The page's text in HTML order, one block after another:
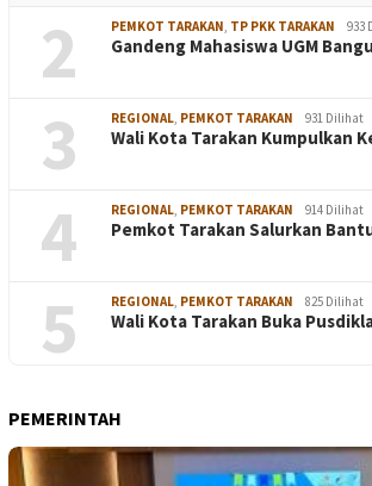
2
PEMKOT TARAKAN, TP PKK TARAKAN 933
Gandeng Mahasiswa UGM
3 REGIONAL, PEMKOT TARAKAN 931 Dilihat
Wali Kota Tarakan Kumpulkan
4 REGIONAL, PEMKOT TARAKAN 914 Dilihat
Pemkot Tarakan Salurkan
5 REGIONAL, PEMKOT TARAKAN 825 Dilihat
Wali Kota Tarakan Buka
PEMERINTAH